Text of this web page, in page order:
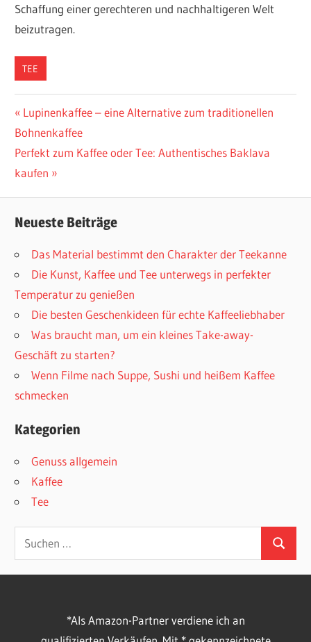
Schaffung einer gerechteren und nachhaltigeren Welt
beizutragen.
TEE
Beitragsnavigation
Vorheriger
Beitrag:
Lupinenkaffee – eine Alternative zum traditionellen
Bohnenkaffee
Nächster
Beitrag:
Perfekt zum Kaffee oder Tee: Authentisches Baklava
kaufen
Neueste Beiträge
Das Material bestimmt den Charakter der Teekanne
Die Kunst, Kaffee und Tee unterwegs in perfekter
Temperatur zu genießen
Die besten Geschenkideen für echte Kaffeeliebhaber
Was braucht man, um ein kleines Take-away-
Geschäft zu starten?
Wenn Filme nach Suppe, Sushi und heißem Kaffee
schmecken
Kategorien
Genuss allgemein
Kaffee
Tee
Suchen
nach:
Suchen
*Als Amazon-Partner verdiene ich an